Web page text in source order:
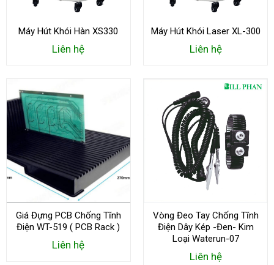
Máy Hút Khói Hàn XS330
Liên hệ
Máy Hút Khói Laser XL-300
Liên hệ
Giá Đựng PCB Chống Tĩnh
Điện WT-519 ( PCB Rack )
Liên hệ
Vòng Đeo Tay Chống Tĩnh
Điện Dây Kép -Đen- Kim
Loại Waterun-07
Liên hệ